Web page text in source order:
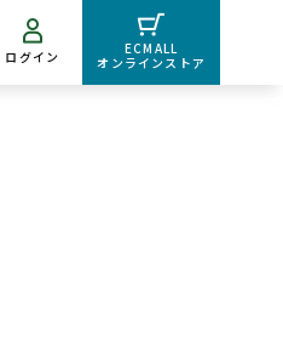
ログイン
ECMALL
オンラインストア